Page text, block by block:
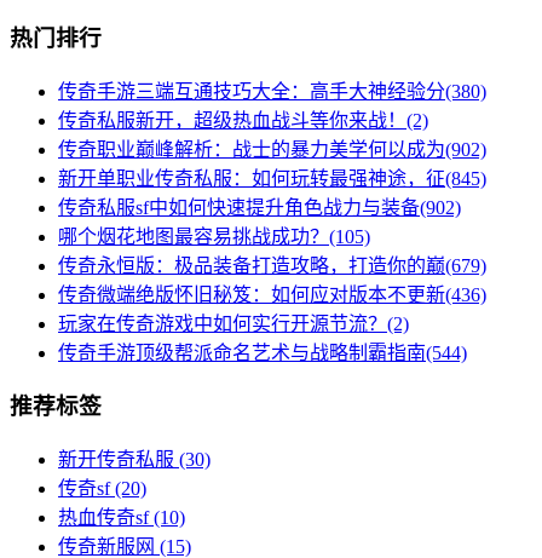
热门排行
传奇手游三端互通技巧大全：高手大神经验分(380)
传奇私服新开，超级热血战斗等你来战！(2)
传奇职业巅峰解析：战士的暴力美学何以成为(902)
新开单职业传奇私服：如何玩转最强神途，征(845)
传奇私服sf中如何快速提升角色战力与装备(902)
哪个烟花地图最容易挑战成功？(105)
传奇永恒版：极品装备打造攻略，打造你的巅(679)
传奇微端绝版怀旧秘笈：如何应对版本不更新(436)
玩家在传奇游戏中如何实行开源节流？(2)
传奇手游顶级帮派命名艺术与战略制霸指南(544)
推荐标签
新开传奇私服 (30)
传奇sf(20)
热血传奇sf(10)
传奇新服网 (15)